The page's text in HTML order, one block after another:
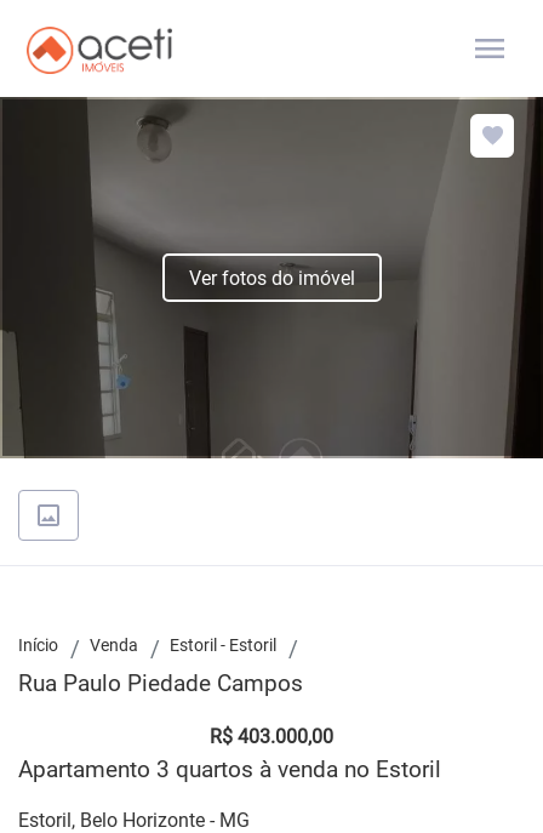
menu
Ver fotos do imóvel
Início Venda Estoril - Estoril
Rua Paulo Piedade Campos
R$ 403.000,00
Apartamento 3 quartos à venda no Estoril
Estoril, Belo Horizonte - MG